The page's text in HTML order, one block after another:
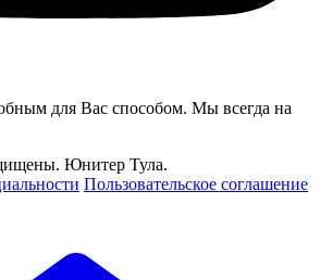
для Вас способом. Мы всегда на
Юнитер Тула.
Пользовательское соглашение